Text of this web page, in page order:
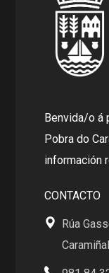
Benvida/o á
Pobra do
información
CONTACTO
Rúa